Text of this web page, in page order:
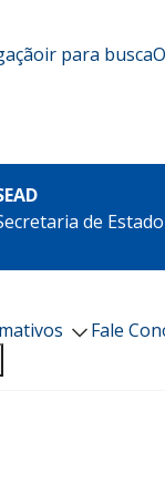
ir para busca
de
Fale